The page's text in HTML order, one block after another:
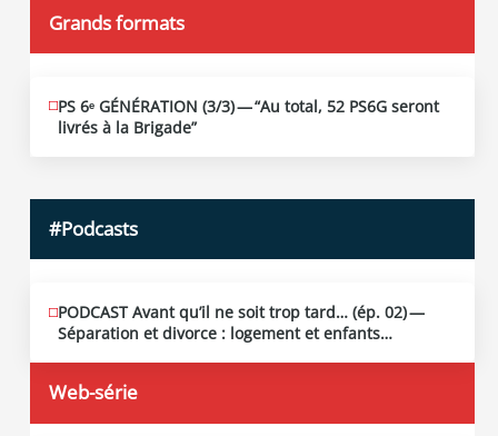
Grands formats
JUIN
19
2026
PS 6ᵉ GÉNÉRATION (3/​3) — “Au total, 52 PS6G seront
livrés à la Brigade”
#Podcasts
MAI
13
2026
PODCAST Avant qu’il ne soit trop tard… (ép. 02) —
Séparation et divorce : logement et enfants…
Web-série